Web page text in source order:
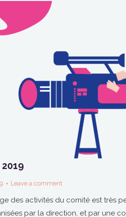
Leave a comment
des activités du comité est très
par la direction, et par une